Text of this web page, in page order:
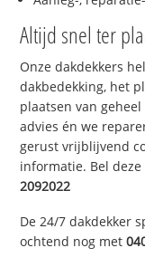
Altijd snel ter
Onze dakdekkers
dakbedekking, het
plaatsen van
advies én we
gerust vrijblijvend
informatie. Bel
2092022
De 24/7 dakdekker
ochtend nog met